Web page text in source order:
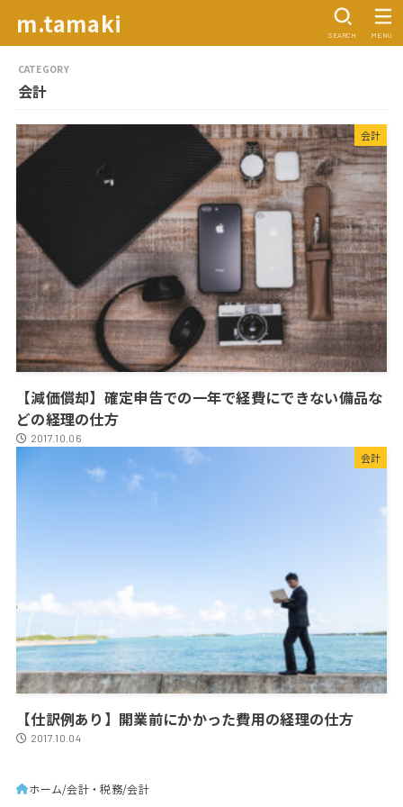
m.tamaki SEARCH MENU
会計
会計
【減価償却】確定申告での一年で経費にできない備品な
どの経理の仕方
2017.10.06
会計
【仕訳例あり】開業前にかかった費用の経理の仕方
2017.10.04
ホーム 会計・税務 会計